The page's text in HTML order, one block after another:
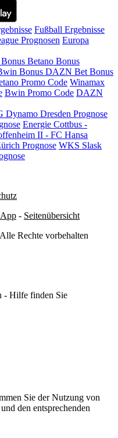
Fußball Ergebnisse
Prognosen Europa
Betano Bonus
Bonus DAZN Bet Bonus
Promo Code Winamax
Bwin Promo Code DAZN
Dynamo Dresden Prognose
Energie Cottbus -
II - FC Hansa
Prognose WKS Slask
- Seitenübersicht
Rechte vorbehalten
- Hilfe finden Sie
Sie der Nutzung von
den entsprechenden